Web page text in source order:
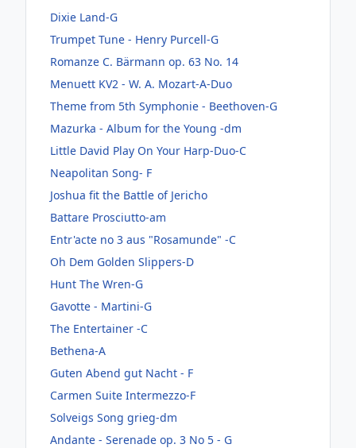
Dixie Land-G
Trumpet Tune - Henry Purcell-G
Romanze C. Bärmann op. 63 No. 14
Menuett KV2 - W. A. Mozart-A-Duo
Theme from 5th Symphonie - Beethoven-G
Mazurka - Album for the Young -dm
Little David Play On Your Harp-Duo-C
Neapolitan Song- F
Joshua fit the Battle of Jericho
Battare Prosciutto-am
Entr'acte no 3 aus "Rosamunde" -C
Oh Dem Golden Slippers-D
Hunt The Wren-G
Gavotte - Martini-G
The Entertainer -C
Bethena-A
Guten Abend gut Nacht - F
Carmen Suite Intermezzo-F
Solveigs Song grieg-dm
Andante - Serenade op. 3 No 5 - G